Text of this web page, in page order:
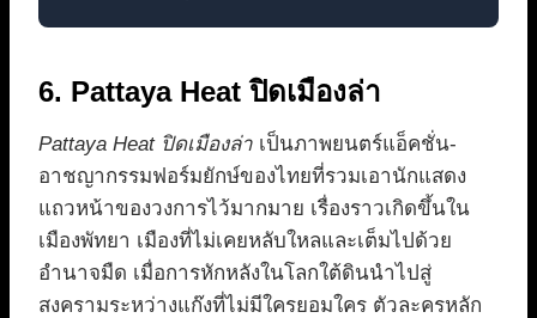
6. Pattaya Heat ปิดเมืองล่า
Pattaya Heat ปิดเมืองล่า เป็นภาพยนตร์แอ็คชั่น-
อาชญากรรมฟอร์มยักษ์ของไทยที่รวมเอานักแสดง
แถวหน้าของวงการไว้มากมาย เรื่องราวเกิดขึ้นใน
เมืองพัทยา เมืองที่ไม่เคยหลับใหลและเต็มไปด้วย
อำนาจมืด เมื่อการหักหลังในโลกใต้ดินนำไปสู่
สงครามระหว่างแก๊งที่ไม่มีใครยอมใคร ตัวละครหลัก